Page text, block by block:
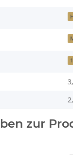
zur